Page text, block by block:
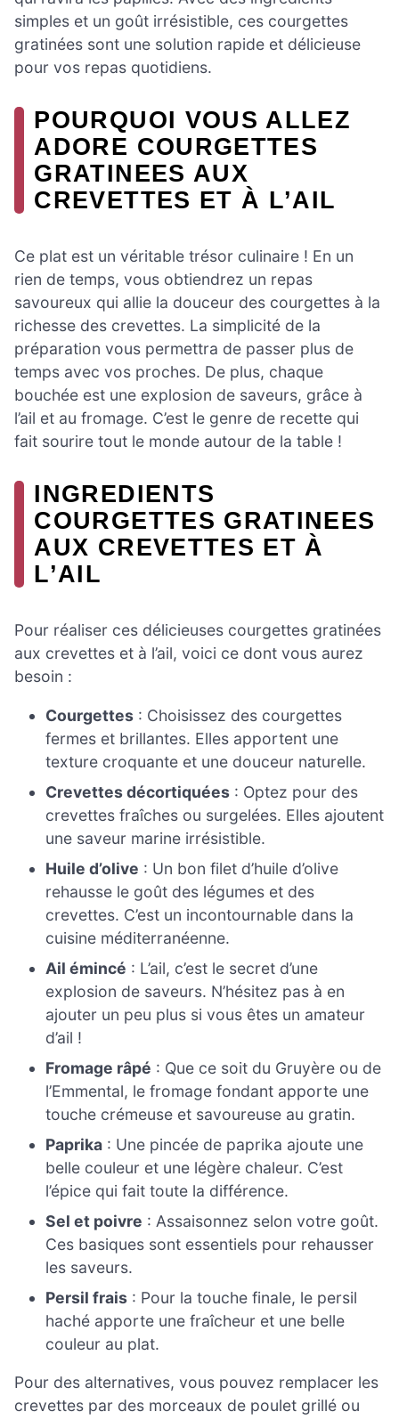
simples et un goût irrésistible, ces courgettes
gratinées sont une solution rapide et délicieuse
pour vos repas quotidiens.
POURQUOI VOUS ALLEZ
ADORE COURGETTES
GRATINEES AUX
CREVETTES ET À L’AIL
Ce plat est un véritable trésor culinaire ! En un
rien de temps, vous obtiendrez un repas
savoureux qui allie la douceur des courgettes à la
richesse des crevettes. La simplicité de la
préparation vous permettra de passer plus de
temps avec vos proches. De plus, chaque
bouchée est une explosion de saveurs, grâce à
l’ail et au fromage. C’est le genre de recette qui
fait sourire tout le monde autour de la table !
INGREDIENTS
COURGETTES GRATINEES
AUX CREVETTES ET À
L’AIL
Pour réaliser ces délicieuses courgettes gratinées
aux crevettes et à l’ail, voici ce dont vous aurez
besoin :
Courgettes : Choisissez des courgettes
fermes et brillantes. Elles apportent une
texture croquante et une douceur naturelle.
Crevettes décortiquées : Optez pour des
crevettes fraîches ou surgelées. Elles ajoutent
une saveur marine irrésistible.
Huile d’olive : Un bon filet d’huile d’olive
rehausse le goût des légumes et des
crevettes. C’est un incontournable dans la
cuisine méditerranéenne.
Ail émincé : L’ail, c’est le secret d’une
explosion de saveurs. N’hésitez pas à en
ajouter un peu plus si vous êtes un amateur
d’ail !
Fromage râpé : Que ce soit du Gruyère ou de
l’Emmental, le fromage fondant apporte une
touche crémeuse et savoureuse au gratin.
Paprika : Une pincée de paprika ajoute une
belle couleur et une légère chaleur. C’est
l’épice qui fait toute la différence.
Sel et poivre : Assaisonnez selon votre goût.
Ces basiques sont essentiels pour rehausser
les saveurs.
Persil frais : Pour la touche finale, le persil
haché apporte une fraîcheur et une belle
couleur au plat.
Pour des alternatives, vous pouvez remplacer les
crevettes par des morceaux de poulet grillé ou